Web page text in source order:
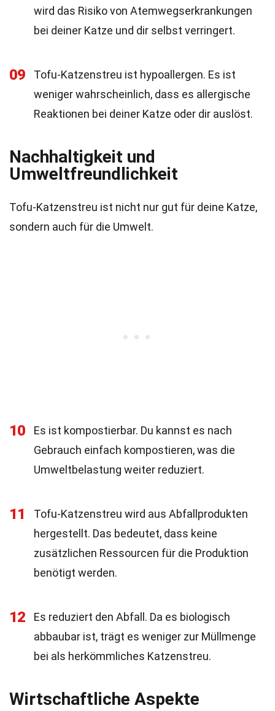
wird das Risiko von Atemwegserkrankungen
bei deiner Katze und dir selbst verringert.
09
Tofu-Katzenstreu ist hypoallergen. Es ist
weniger wahrscheinlich, dass es allergische
Reaktionen bei deiner Katze oder dir auslöst.
Nachhaltigkeit und
Umweltfreundlichkeit
Tofu-Katzenstreu ist nicht nur gut für deine Katze,
sondern auch für die Umwelt.
10
Es ist kompostierbar. Du kannst es nach
Gebrauch einfach kompostieren, was die
Umweltbelastung weiter reduziert.
11
Tofu-Katzenstreu wird aus Abfallprodukten
hergestellt. Das bedeutet, dass keine
zusätzlichen Ressourcen für die Produktion
benötigt werden.
12
Es reduziert den Abfall. Da es biologisch
abbaubar ist, trägt es weniger zur Müllmenge
bei als herkömmliches Katzenstreu.
Wirtschaftliche Aspekte